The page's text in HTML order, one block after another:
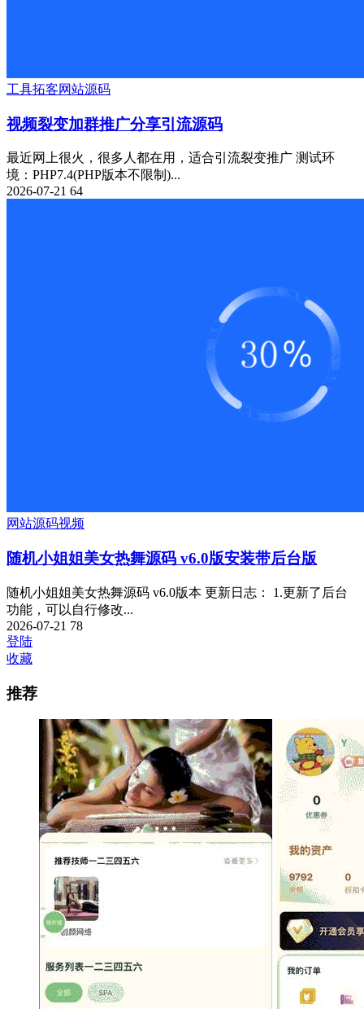
工具拓客网站源码
视频裂变加群推广分享引流源码
最近网上很火，很多人都在用，适合引流裂变推广 测试环
境：PHP7.4(PHP版本不限制)...
2026-07-21 64
网站源码视频
随机小姐姐美女热舞源码 v6.0版安装带后台版
随机小姐姐美女热舞源码 v6.0版本 更新日志： 1.更新了后台
功能，可以自行修改...
2026-07-21 78
登陆
收藏
推荐